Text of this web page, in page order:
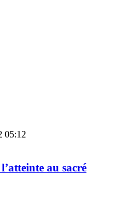
05:12
au sacré